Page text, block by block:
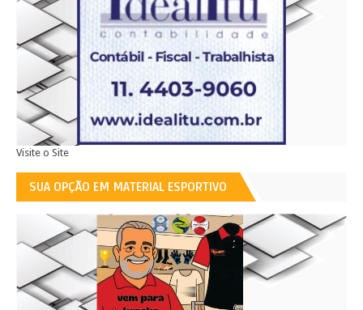
Visite o Site
SUA OPÇÃO EM MATERIAL ESPORTIVO